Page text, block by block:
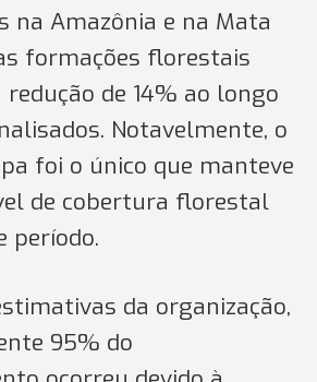
na Amazônia e na Mata
formações florestais
de 14% ao longo
Notavelmente, o
foi o único que manteve
de cobertura florestal
período.
da organização,
95% do